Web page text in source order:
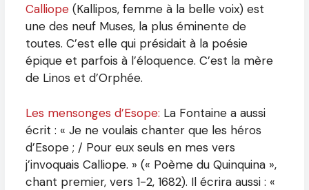
Calliope (Kallipos, femme à la belle voix) est
une des neuf Muses, la plus éminente de
toutes. C’est elle qui présidait à la poésie
épique et parfois à l’éloquence. C’est la mère
de Linos et d’Orphée.
Les mensonges d’Esope: La Fontaine a aussi
écrit : « Je ne voulais chanter que les héros
d’Esope ; / Pour eux seuls en mes vers
j’invoquais Calliope. » (« Poème du Quinquina »,
chant premier, vers 1-2, 1682). Il écrira aussi : «